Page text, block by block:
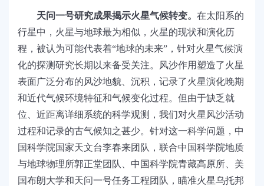
天问一号研究成果揭示火星气候转变。 在太阳系的
行星中，火星与地球最为相似，火星的现状和演化历
程，被认为可能代表着“地球的未来”，针对火星气候演
化的探测研究长期以来备受关注。风沙作用塑造了火星
表面广泛分布的风沙地貌、沉积，记录了火星演化晚期
和近代气候环境特征和气候变化过程。但由于缺乏就
位、近距离详细系统的科学观测，我们对火星风沙活动
过程和记录的古气候知之甚少。针对这一科学问题，中
国科学院国家天文台李春来团队，联合中国科学院地质
与地球物理所郭正堂团队、中国科学院青藏高原所、美
国布朗大学和天问一号任务工程团队，瞄准火星乌托邦